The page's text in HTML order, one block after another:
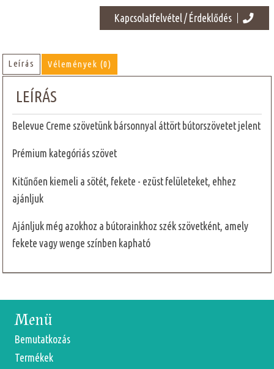
Kapcsolatfelvétel / Érdeklődés
Leírás Vélemények (0)
LEÍRÁS
Belevue Creme szövetünk bársonnyal áttört bútorszövetet jelent
Prémium kategóriás szövet
Kitűnően kiemeli a sötét, fekete - ezüst felületeket, ehhez
ajánljuk
Ajánljuk még azokhoz a bútorainkhoz szék szövetként, amely
fekete vagy wenge színben kapható
Menü
Bemutatkozás
Termékek